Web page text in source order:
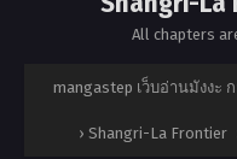
All chapters
mangastep เว็บอ่านมังง
› Shangri-La Frontier